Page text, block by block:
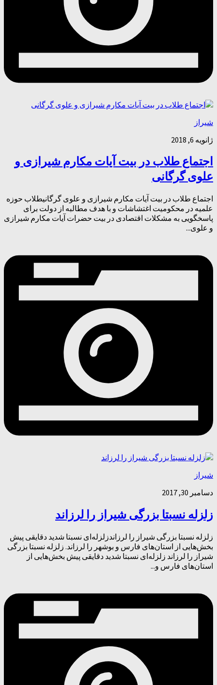
شیراز
ژانویه 6, 2018
اجتماع طلاب در بیت آ‌یات مکارم شیرازی و
علوی گرگانی
اجتماع طلاب در بیت آ‌یات مکارم شیرازی و علوی گرگانیطلاب حوزه
علمیه در محکومیت اغتشاشات و با هدف مطالبه از دولت برای
پاسخگویی به مشکلات اقتصادی در بیت حضرات آیات مکارم شیرازی
و علوی...
شیراز
دسامبر 30, 2017
زلزله نسبتا بزرگی شیراز را لرزاند
زلزله نسبتا بزرگی شیراز را لرزاندزلزله‌ای نسبتا شدید دقایقی پیش
بخش‌هایی از استان‌های فارس و بوشهر را لرزاند. زلزله نسبتا بزرگی
شیراز را لرزاند زلزله‌ای نسبتا شدید دقایقی پیش بخش‌هایی از
استان‌های فارس و...